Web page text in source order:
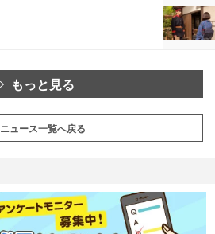
もっと見る
ニュース一覧へ戻る